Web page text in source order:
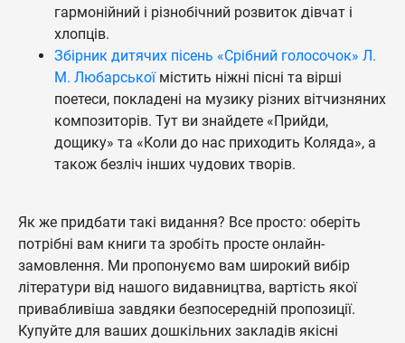
гармонійний і різнобічний розвиток дівчат і
хлопців.
Збірник дитячих пісень «Срібний голосочок» Л.
М. Любарськоїмістить ніжні пісні та вірші
поетеси, покладені на музику різних вітчизняних
композиторів. Тут ви знайдете «Прийди,
дощику» та «Коли до нас приходить Коляда», а
також безліч інших чудових творів.
Як же придбати такі видання? Все просто: оберіть
потрібні вам книги та зробіть просте онлайн-
замовлення. Ми пропонуємо вам широкий вибір
літератури від нашого видавництва, вартість якої
привабливіша завдяки безпосередній пропозиції.
Купуйте для ваших дошкільних закладів якісні